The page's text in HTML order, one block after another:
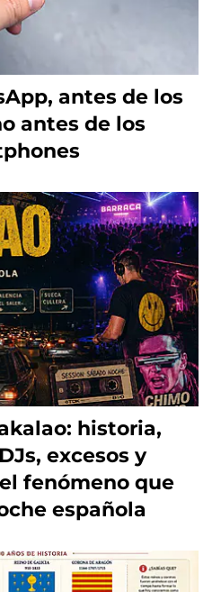
antes de los
antes de los
historia,
excesos y
fenómeno que
española